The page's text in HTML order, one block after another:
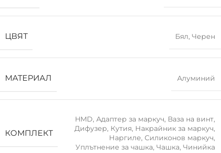
ЦВЯТ Бял, Черен
МАТЕРИАЛ Алуминий
КОМПЛЕКТ
HMD, Адаптер за маркуч, Ваза на винт,
Дифузер, Кутия, Накрайник за маркуч,
Наргиле, Силиконов маркуч,
Уплътнение за чашка, Чашка, Чинийка